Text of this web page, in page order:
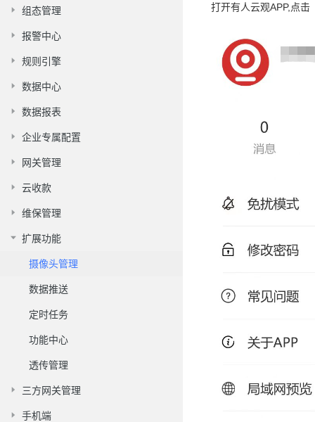
组态管理
报警中心
规则引擎
数据中心
数据报表
企业专属配置
网关管理
云收款
维保管理
扩展功能
摄像头管理
数据推送
定时任务
功能中心
透传管理
三方网关管理
手机端
打开有人云观APP,点